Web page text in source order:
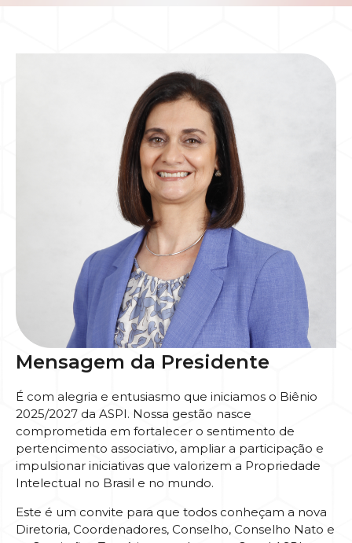
Mensagem da Presidente
É com alegria e entusiasmo que iniciamos o Biênio
2025/2027 da ASPI. Nossa gestão nasce
comprometida em fortalecer o sentimento de
pertencimento associativo, ampliar a participação e
impulsionar iniciativas que valorizem a Propriedade
Intelectual no Brasil e no mundo.
Este é um convite para que todos conheçam a nova
Diretoria, Coordenadores, Conselho, Conselho Nato e